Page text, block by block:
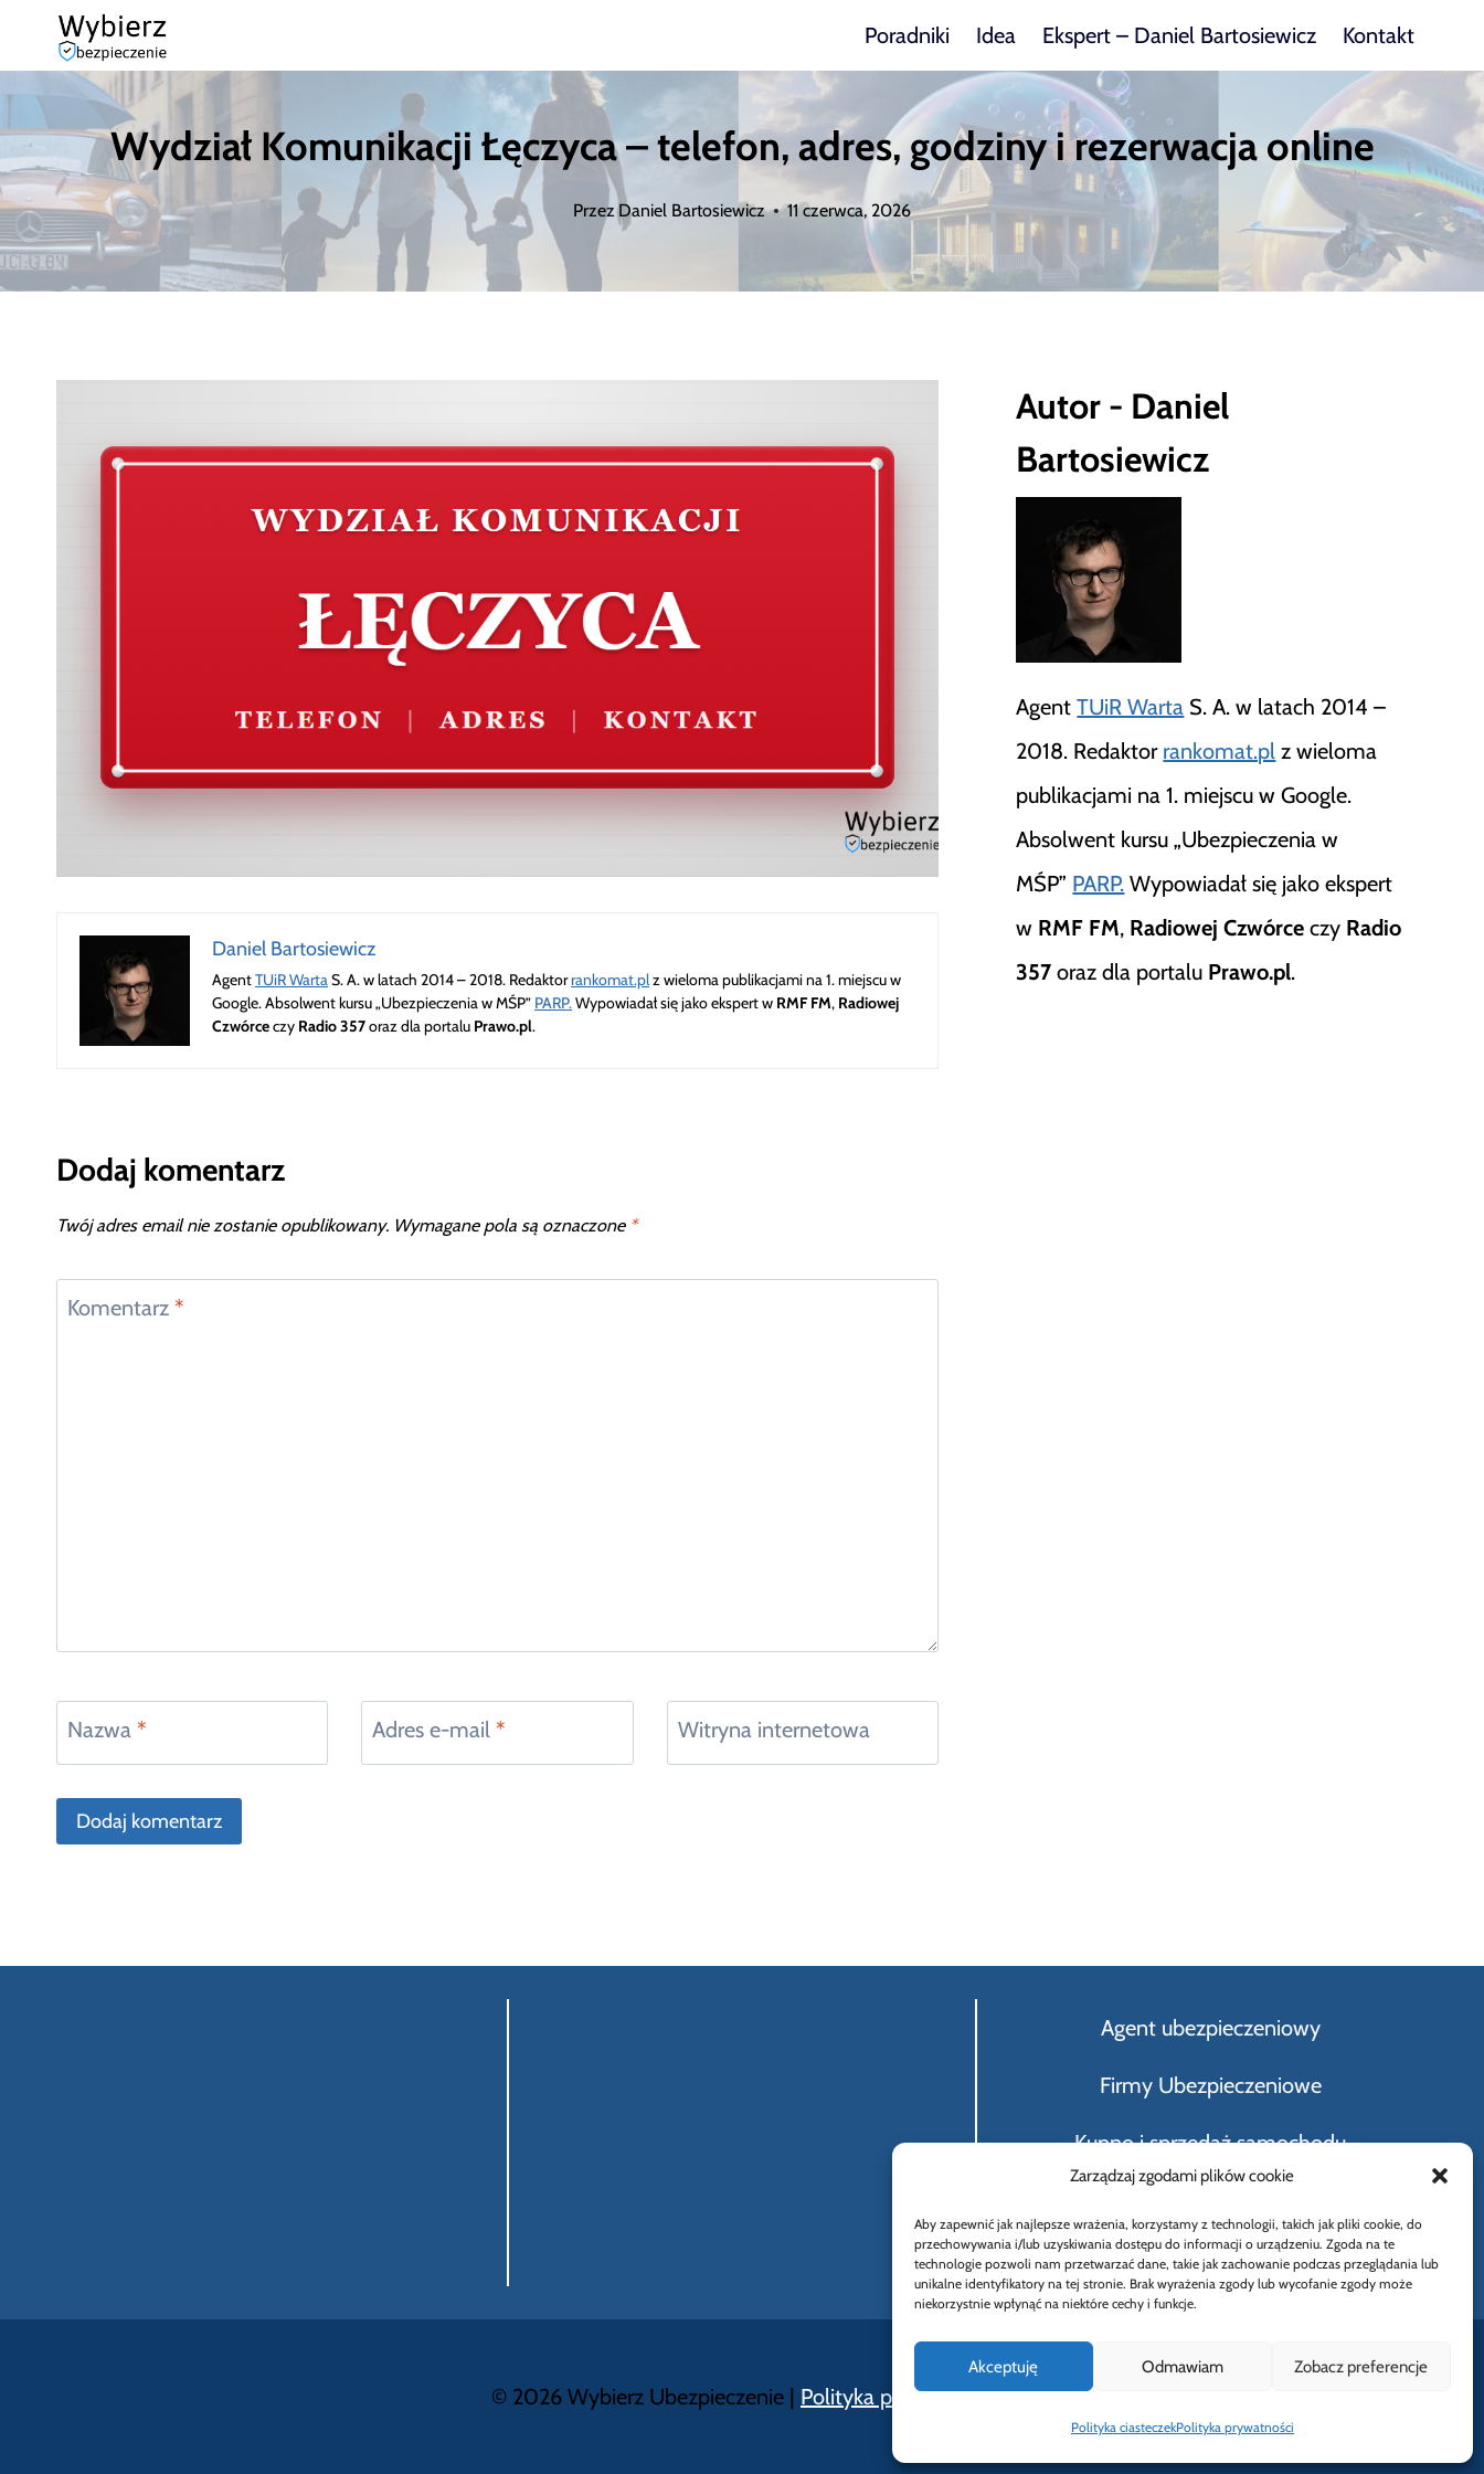
Zarządzaj zgodami plików cookie
Aby zapewnić jak najlepsze wrażenia, korzystamy z technologii, takich jak pliki cookie, do
przechowywania i/lub uzyskiwania dostępu do informacji o urządzeniu. Zgoda na te
technologie pozwoli nam przetwarzać dane, takie jak zachowanie podczas przeglądania lub
unikalne identyfikatory na tej stronie. Brak wyrażenia zgody lub wycofanie zgody może
niekorzystnie wpłynąć na niektóre cechy i funkcje.
Akceptuję Odmawiam Zobacz preferencje
Polityka ciasteczekPolityka prywatności
Przejdź
do
treści
Poradniki Idea Ekspert – Daniel Bartosiewicz Kontakt
Wydział Komunikacji Łęczyca – telefon, adres, godziny i rezerwacja online
Przez Daniel Bartosiewicz 11 czerwca, 2026
Daniel Bartosiewicz
AgentTUiR WartaS. A. w latach 2014 – 2018. Redaktorrankomat.plz wieloma publikacjami na 1. miejscu w
Google. Absolwent kursu „Ubezpieczenia w MŚP” PARP.Wypowiadał się jako ekspert w RMF FM, Radiowej
Czwórceczy Radio 357oraz dla portalu Prawo.pl.
Dodaj komentarz
Twój adres email nie zostanie opublikowany. Wymagane pola są oznaczone *
Komentarz *
Nazwa * Adres e-mail* Witryna internetowa
Autor - Daniel
Bartosiewicz
AgentTUiR Warta S. A. w latach 2014 –
2018. Redaktor rankomat.pl z wieloma
publikacjami na 1. miejscu w Google.
Absolwent kursu „Ubezpieczenia w
MŚP” PARP. Wypowiadał się jako ekspert
w RMF FM, Radiowej Czwórce czy Radio
357 oraz dla portalu Prawo.pl.
Agent ubezpieczeniowy
Firmy Ubezpieczeniowe
Kupno i sprzedaż samochodu
Słownik Pojęć Ubezpieczeniowych
© 2026 Wybierz Ubezpieczenie | Polityka prywatności